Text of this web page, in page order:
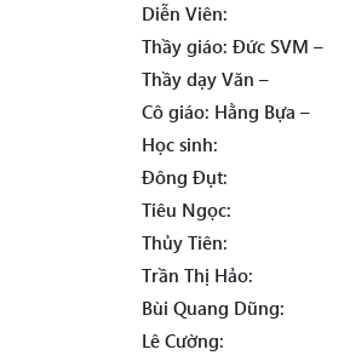
Diễn Viên:
Thầy giáo: Đức SVM –
Thầy dạy Văn –
Cô giáo: Hằng Bựa –
Học sinh:
Đông Đụt:
Tiêu Ngọc:
Thủy Tiên:
Trần Thị Hảo:
Bùi Quang Dũng:
Lê Cường: